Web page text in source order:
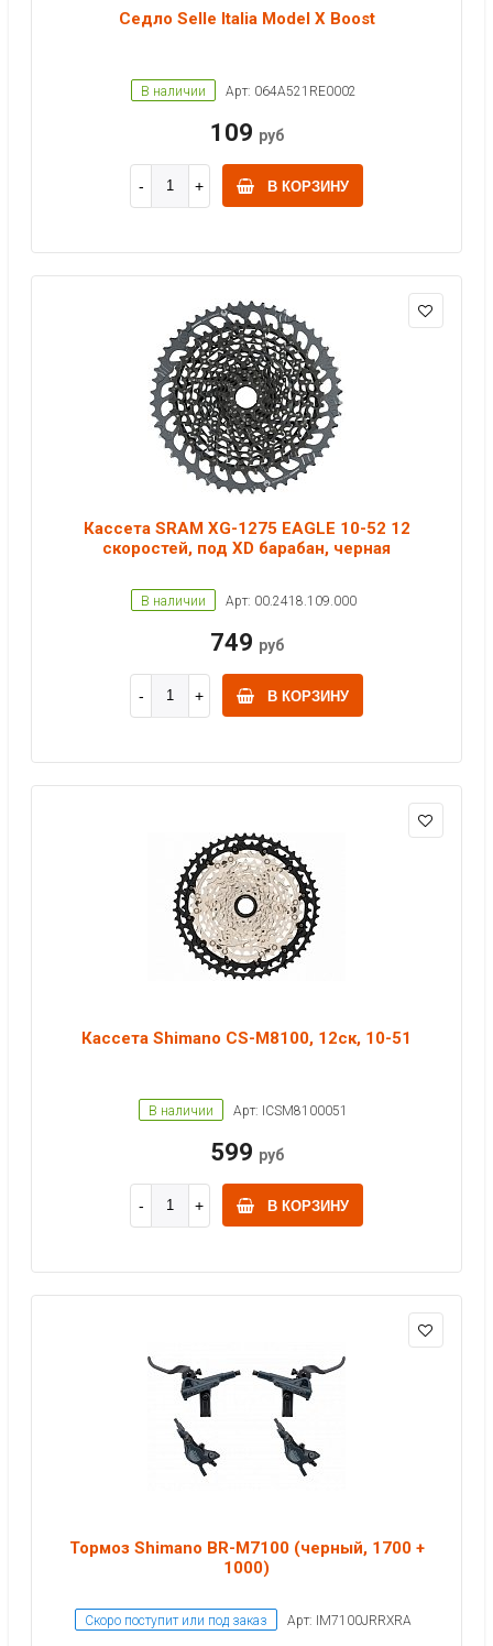
Седло Selle Italia Model X Boost
В наличии Арт: 064A521RE0002
109 руб
В КОРЗИНУ
Кассета SRAM XG-1275 EAGLE 10-52 12
скоростей, под XD барабан, черная
В наличии Арт: 00.2418.109.000
749 руб
В КОРЗИНУ
Кассета Shimano CS-M8100, 12ск, 10-51
В наличии Арт: ICSM8100051
599 руб
В КОРЗИНУ
Тормоз Shimano BR-M7100 (черный, 1700 +
1000)
Скоро поступит или под заказ Арт: IM7100JRRXRA